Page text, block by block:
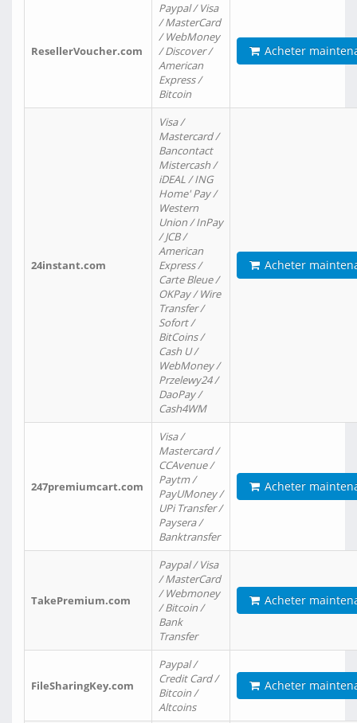
ResellerVoucher.com
Paypal / Visa
/ MasterCard
/ WebMoney
/ Discover /
American
Express /
Bitcoin
Acheter
24instant.com
Visa /
Mastercard /
Bancontact
Mistercash /
iDEAL / ING
Home' Pay /
Western
Union / InPay
/ JCB /
American
Express /
Carte Bleue /
OKPay / Wire
Transfer /
Sofort /
BitCoins /
Cash U /
WebMoney /
Przelewy24 /
DaoPay /
Cash4WM
Acheter
247premiumcart.com
Visa /
Mastercard /
CCAvenue /
Paytm /
PayUMoney /
UPi Transfer /
Paysera /
Banktransfer
Acheter
TakePremium.com
Paypal / Visa
/ MasterCard
/ Webmoney
/ Bitcoin /
Bank
Transfer
Acheter
FileSharingKey.com
Paypal /
Credit Card /
Bitcoin /
Altcoins
Acheter